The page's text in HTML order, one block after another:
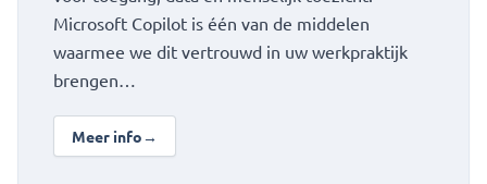
Microsoft Copilot is één van de middelen
waarmee we dit vertrouwd in uw werkpraktijk
brengen…
Meer info
over Veilig werken met AI
→